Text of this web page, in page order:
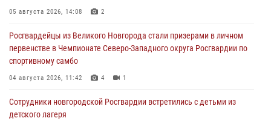
05 августа 2026, 14:08 2
Росгвардейцы из Великого Новгорода стали призерами в личном
первенстве в Чемпионате Северо-Западного округа Росгвардии по
спортивному самбо
04 августа 2026, 11:42 4 1
Сотрудники новгородской Росгвардии встретились с детьми из
детского лагеря